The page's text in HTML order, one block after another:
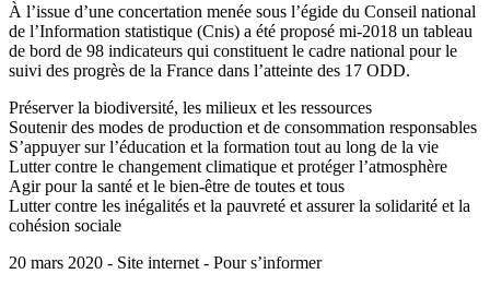
À l’issue d’une concertation menée sous l’égide du Conseil national
de l’Information statistique (Cnis) a été proposé mi-2018 un tableau
de bord de 98 indicateurs qui constituent le cadre national pour le
suivi des progrès de la France dans l’atteinte des 17 ODD.
Préserver la biodiversité, les milieux et les ressources
Soutenir des modes de production et de consommation responsables
S’appuyer sur l’éducation et la formation tout au long de la vie
Lutter contre le changement climatique et protéger l’atmosphère
Agir pour la santé et le bien-être de toutes et tous
Lutter contre les inégalités et la pauvreté et assurer la solidarité et la
cohésion sociale
20 mars 2020 - Site internet - Pour s’informer